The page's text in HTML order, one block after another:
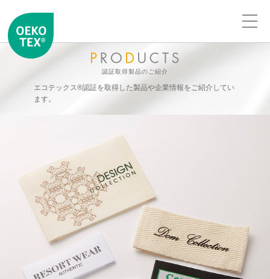
認証取得製品のご紹介
エコテックス®認証を取得した製品や企業情報をご紹介してい
ます。